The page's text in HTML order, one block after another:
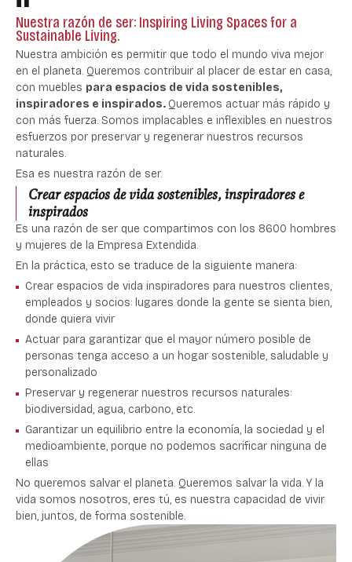
Nuestra razón de ser: Inspiring Living Spaces for a
Sustainable Living.
Nuestra ambición es permitir que todo el mundo viva mejor
en el planeta. Queremos contribuir al placer de estar en casa,
con muebles para espacios de vida sostenibles,
inspiradores e inspirados. Queremos actuar más rápido y
con más fuerza. Somos implacables e inflexibles en nuestros
esfuerzos por preservar y regenerar nuestros recursos
naturales.
Esa es nuestra razón de ser.
Crear espacios de vida sostenibles, inspiradores e
inspirados
Es una razón de ser que compartimos con los 8600 hombres
y mujeres de la Empresa Extendida.
En la práctica, esto se traduce de la siguiente manera:
Crear espacios de vida inspiradores para nuestros clientes,
empleados y socios: lugares donde la gente se sienta bien,
donde quiera vivir
Actuar para garantizar que el mayor número posible de
personas tenga acceso a un hogar sostenible, saludable y
personalizado
Preservar y regenerar nuestros recursos naturales:
biodiversidad, agua, carbono, etc.
Garantizar un equilibrio entre la economía, la sociedad y el
medioambiente, porque no podemos sacrificar ninguna de
ellas
No queremos salvar el planeta. Queremos salvar la vida. Y la
vida somos nosotros, eres tú, es nuestra capacidad de vivir
bien, juntos, de forma sostenible.